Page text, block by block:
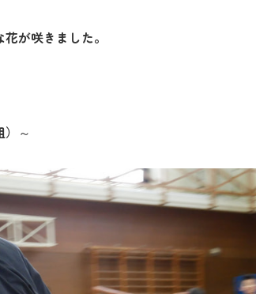
が咲きました。
）～